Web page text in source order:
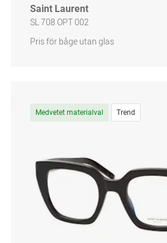
Saint Laurent
SL 708 OPT 002
Pris för båge utan glas
Medvetet materialval Trend